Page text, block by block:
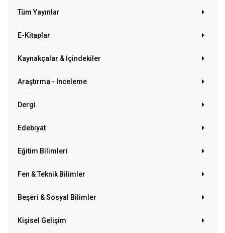
Tüm Yayınlar
E-Kitaplar
Kaynakçalar & İçindekiler
Araştırma - İnceleme
Dergi
Edebiyat
Eğitim Bilimleri
Fen & Teknik Bilimler
Beşeri & Sosyal Bilimler
Kişisel Gelişim